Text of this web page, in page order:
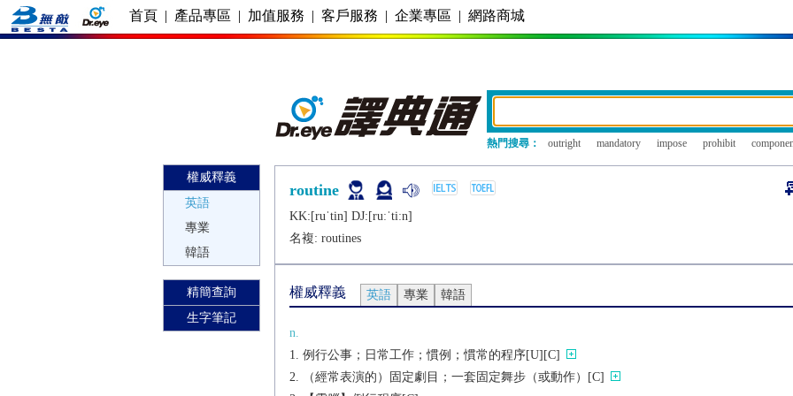
首頁 | 產品專區 | 加值服務 | 客戶服務 | 企業專區 | 網路商城
熱門搜尋： outright mandatory impose prohibit
權威釋義
英語
專業
韓語
精簡查詢
生字筆記
routine
KK:[ruˈtin] DJ:[ruːˈtiːn]
名複: routines
權威釋義 英語 專業 韓語
n.
例行公事；日常工作；慣例；慣常的程序[U][C]
（經常表演的）固定劇目；一套固定舞步（或動作）[C]